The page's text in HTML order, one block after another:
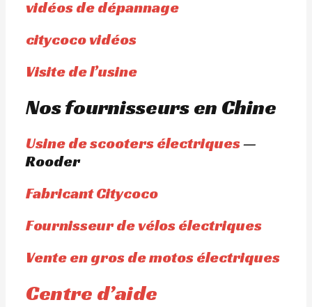
vidéos de dépannage
citycoco vidéos
Visite de l’usine
Nos fournisseurs en Chine
Usine de scooters électriques—
Rooder
Fabricant Citycoco
Fournisseur de vélos électriques
Vente en gros de motos électriques
Centre d’aide